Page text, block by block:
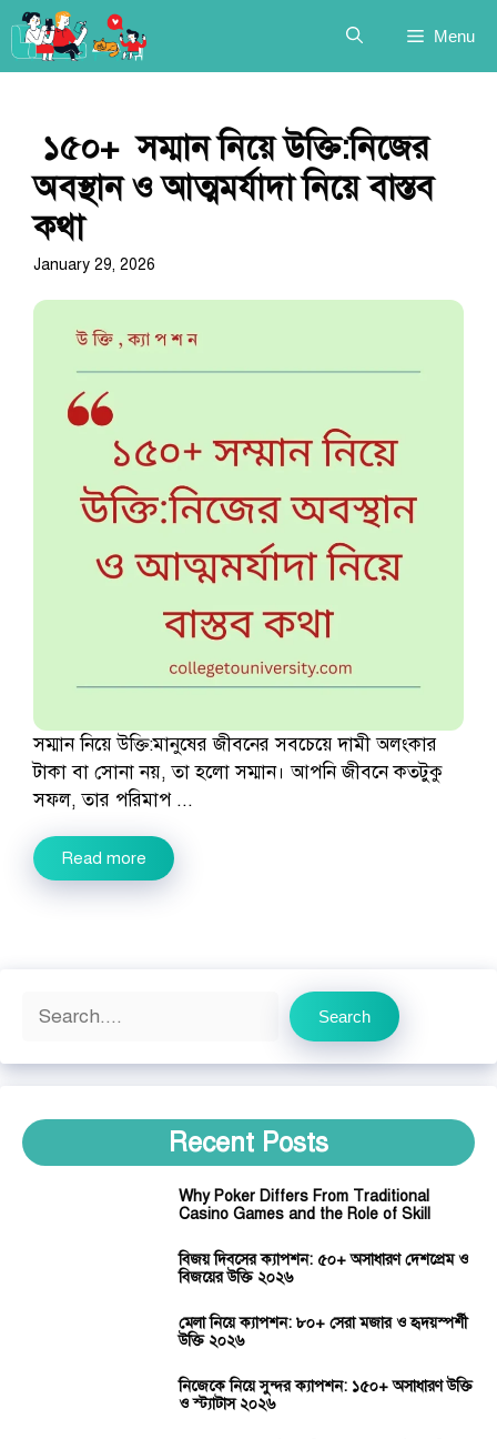
Skip
content
Menu
১৫০+ সম্মান নিয়ে উক্তি:নিজের
অবস্থান ও আত্মমর্যাদা নিয়ে বাস্তব
কথা
January 29, 2026
সম্মান নিয়ে উক্তি:মানুষের জীবনের সবচেয়ে দামী অলংকার
টাকা বা সোনা নয়, তা হলো সম্মান। আপনি জীবনে কতটুকু
সফল, তার পরিমাপ ...
Read more
Search Search
Recent Posts
Why Poker Differs From Traditional
Casino Games and the Role of Skill
বিজয় দিবসের ক্যাপশন: ৫০+ অসাধারণ দেশপ্রেম ও
বিজয়ের উক্তি ২০২৬
মেলা নিয়ে ক্যাপশন: ৮০+ সেরা মজার ও হৃদয়স্পর্শী
উক্তি ২০২৬
নিজেকে নিয়ে সুন্দর ক্যাপশন: ১৫০+ অসাধারণ উক্তি
ও স্ট্যাটাস ২০২৬